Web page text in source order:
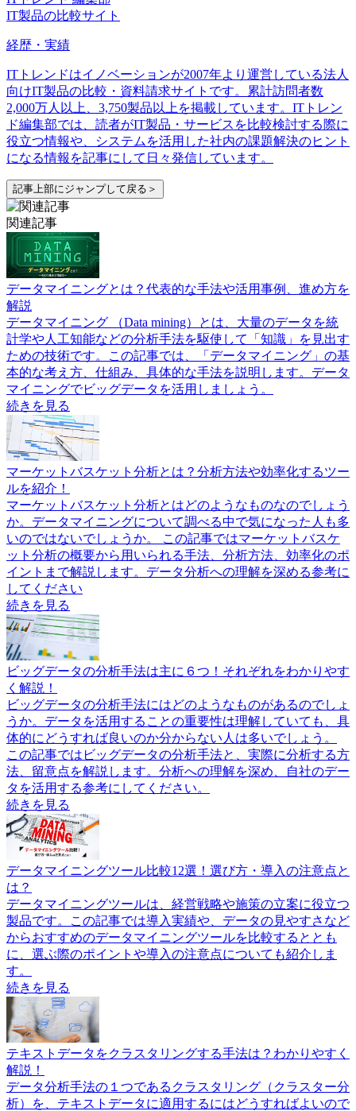
IT製品の比較サイト
経歴・実績
ITトレンドはイノベーションが2007年より運営している法人
向けIT製品の比較・資料請求サイトです。累計訪問者数
2,000万人以上、3,750製品以上を掲載しています。ITトレン
ド編集部では、読者がIT製品・サービスを比較検討する際に
役立つ情報や、システムを活用した社内の課題解決のヒント
になる情報を記事にして日々発信しています。
記事上部にジャンプして戻る＞
関連記事
データマイニングとは？代表的な手法や活用事例、進め方を
解説
データマイニング （Data mining）とは、大量のデータを統
計学や人工知能などの分析手法を駆使して「知識」を見出す
ための技術です。この記事では、「データマイニング」の基
本的な考え方、仕組み、具体的な手法を説明します。データ
マイニングでビッグデータを活用しましょう。
続きを見る
マーケットバスケット分析とは？分析方法や効率化するツー
ルを紹介！
マーケットバスケット分析とはどのようなものなのでしょう
か。データマイニングについて調べる中で気になった人も多
いのではないでしょうか。 この記事ではマーケットバスケ
ット分析の概要から用いられる手法、分析方法、効率化のポ
イントまで解説します。データ分析への理解を深める参考に
してください
続きを見る
ビッグデータの分析手法は主に６つ！それぞれをわかりやす
く解説！
ビッグデータの分析手法にはどのようなものがあるのでしょ
うか。データを活用することの重要性は理解していても、具
体的にどうすれば良いのか分からない人は多いでしょう。
この記事ではビッグデータの分析手法と、実際に分析する方
法、留意点を解説します。分析への理解を深め、自社のデー
タを活用する参考にしてください。
続きを見る
データマイニングツール比較12選！選び方・導入の注意点と
は？
データマイニングツールは、経営戦略や施策の立案に役立つ
製品です。この記事では導入実績や、データの見やすさなど
からおすすめのデータマイニングツールを比較するととも
に、選ぶ際のポイントや導入の注意点についても紹介しま
す。
続きを見る
テキストデータをクラスタリングする手法は？わかりやすく
解説！
データ分析手法の１つであるクラスタリング（クラスター分
析）を、テキストデータに適用するにはどうすればよいので